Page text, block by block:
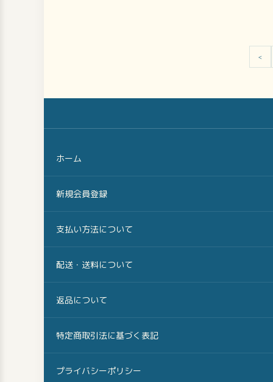
<
ホーム
新規会員登録
支払い方法について
配送・送料について
返品について
特定商取引法に基づく表記
プライバシーポリシー